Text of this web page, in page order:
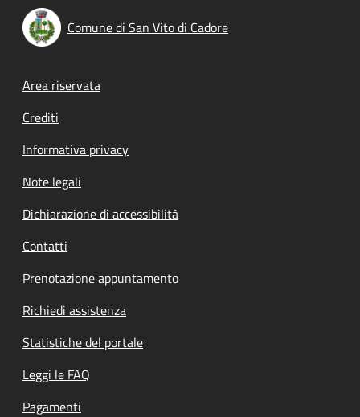
Comune di San Vito di Cadore
Footer menu
Area riservata
Crediti
Informativa privacy
Note legali
Dichiarazione di accessibilità
Contatti
Prenotazione appuntamento
Richiedi assistenza
Statistiche del portale
Leggi le FAQ
Pagamenti